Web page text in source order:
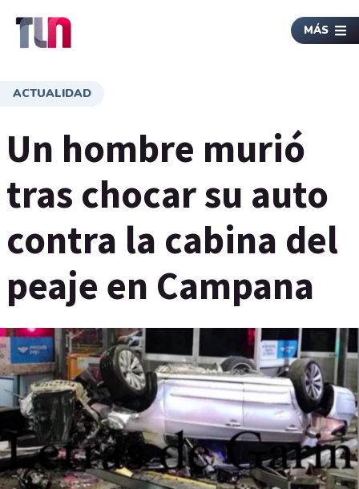
MÁS
ACTUALIDAD
Un hombre murió
tras chocar su auto
contra la cabina del
peaje en Campana